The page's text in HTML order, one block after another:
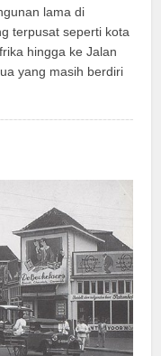
lama di
terpusat seperti kota
hingga ke Jalan
yang masih berdiri